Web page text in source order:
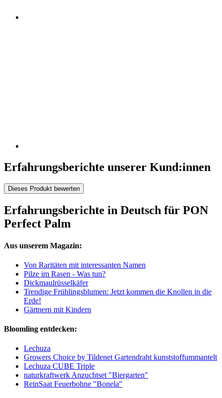
Erfahrungsberichte unserer Kund:innen
Dieses Produkt bewerten
Erfahrungsberichte in Deutsch für PON
Perfect Palm
Aus unserem Magazin:
Von Raritäten mit interessanten Namen
Pilze im Rasen - Was tun?
Dickmaulrüsselkäfer
Trendige Frühlingsblumen: Jetzt kommen die Knollen in die
Erde!
Gärtnern mit Kindern
Bloomling entdecken:
Lechuza
Growers Choice by Tildenet Gartendraht kunststoffummantelt
Lechuza CUBE Triple
naturkraftwerk Anzuchtset "Biergarten"
ReinSaat Feuerbohne "Bonela"